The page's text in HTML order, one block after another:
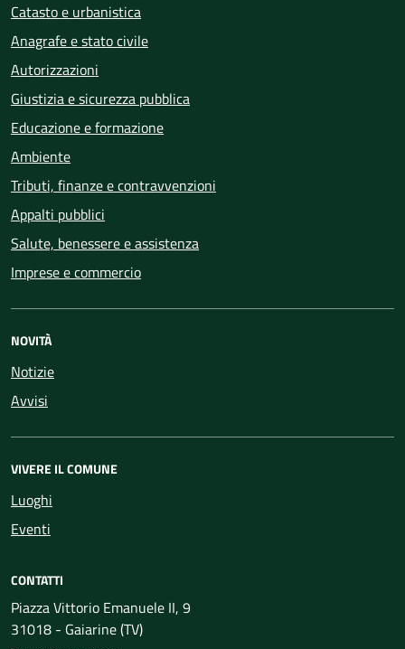
Catasto e urbanistica
Anagrafe e stato civile
Autorizzazioni
Giustizia e sicurezza pubblica
Educazione e formazione
Ambiente
Tributi, finanze e contravvenzioni
Appalti pubblici
Salute, benessere e assistenza
Imprese e commercio
NOVITÀ
Notizie
Avvisi
VIVERE IL COMUNE
Luoghi
Eventi
CONTATTI
Piazza Vittorio Emanuele II, 9
31018 - Gaiarine (TV)